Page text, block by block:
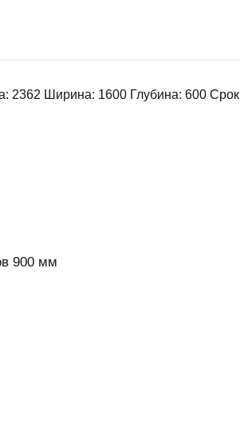
Ширина: 1600 Глубина: 600 Срок
900 мм